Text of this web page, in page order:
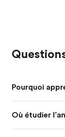
Pourquoi
Où étudier